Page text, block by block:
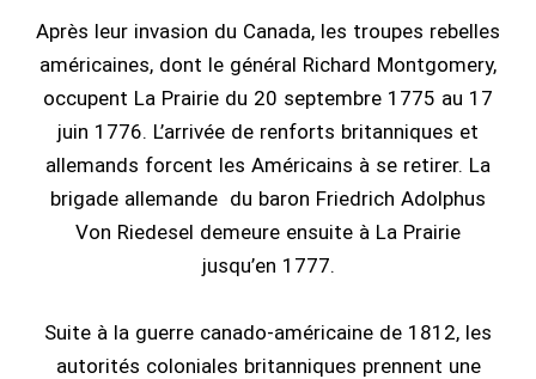
Après leur invasion du Canada, les troupes rebelles
américaines, dont le général Richard Montgomery,
occupent La Prairie du 20 septembre 1775 au 17
juin 1776. L’arrivée de renforts britanniques et
allemands forcent les Américains à se retirer. La
brigade allemande du baron Friedrich Adolphus
Von Riedesel demeure ensuite à La Prairie
jusqu’en 1777.
Suite à la guerre canado-américaine de 1812, les
autorités coloniales britanniques prennent une